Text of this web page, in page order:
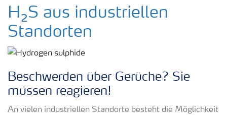
Geruch nach faulen Eiern
Vermeiden Sie H₂S und Geruch mit
H₂S in Abwasseranlagen
H₂S aus industriellen
Standorten
Beschwerden über Gerüche? Sie
müssen reagieren!
An vielen industriellen Standorte besteht die Möglichkeit